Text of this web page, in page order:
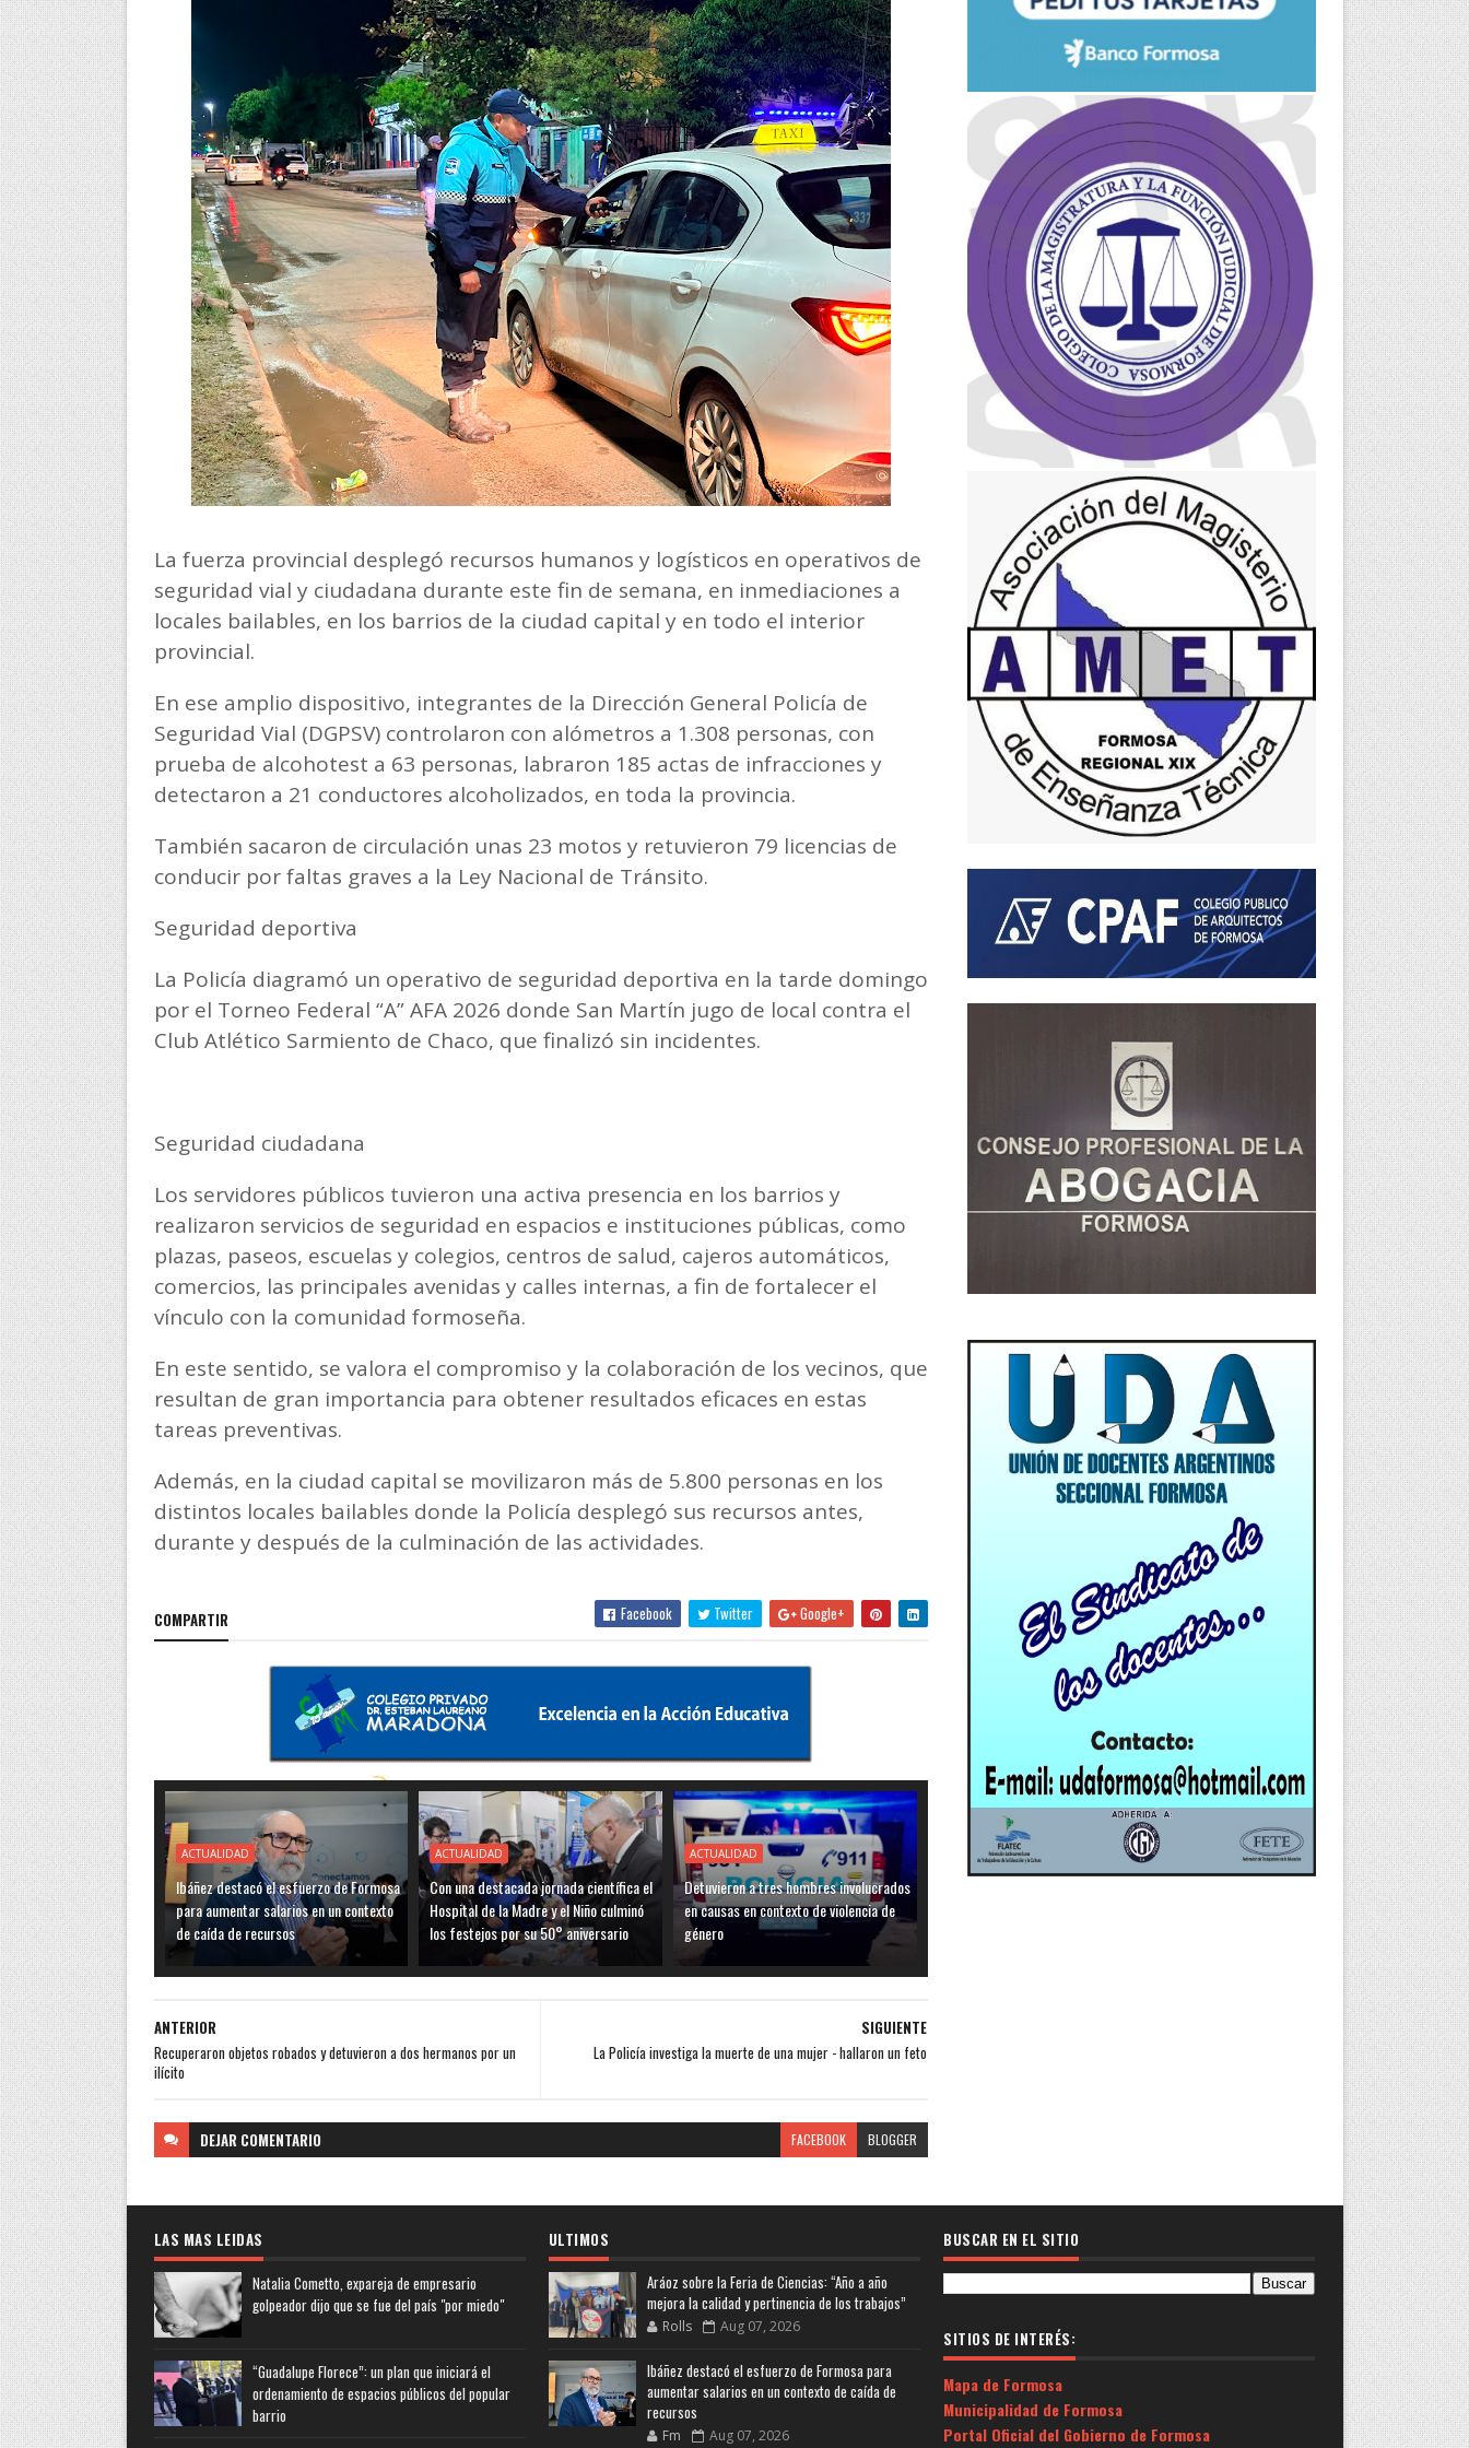
La fuerza provincial desplegó recursos humanos y logísticos en operativos de
seguridad vial y ciudadana durante este fin de semana, en inmediaciones a
locales bailables, en los barrios de la ciudad capital y en todo el interior
provincial.
En ese amplio dispositivo, integrantes de la Dirección General Policía de
Seguridad Vial (DGPSV) controlaron con alómetros a 1.308 personas, con
prueba de alcohotest a 63 personas, labraron 185 actas de infracciones y
detectaron a 21 conductores alcoholizados, en toda la provincia.
También sacaron de circulación unas 23 motos y retuvieron 79 licencias de
conducir por faltas graves a la Ley Nacional de Tránsito.
Seguridad deportiva
La Policía diagramó un operativo de seguridad deportiva en la tarde domingo
por el Torneo Federal “A” AFA 2026 donde San Martín jugo de local contra el
Club Atlético Sarmiento de Chaco, que finalizó sin incidentes.
Seguridad ciudadana
Los servidores públicos tuvieron una activa presencia en los barrios y
realizaron servicios de seguridad en espacios e instituciones públicas, como
plazas, paseos, escuelas y colegios, centros de salud, cajeros automáticos,
comercios, las principales avenidas y calles internas, a fin de fortalecer el
vínculo con la comunidad formoseña.
En este sentido, se valora el compromiso y la colaboración de los vecinos, que
resultan de gran importancia para obtener resultados eficaces en estas
tareas preventivas.
Además, en la ciudad capital se movilizaron más de 5.800 personas en los
distintos locales bailables donde la Policía desplegó sus recursos antes,
durante y después de la culminación de las actividades.
COMPARTIR Facebook Twitter Google+
ACTUALIDAD
Ibáñez destacó el esfuerzo de Formosa
para aumentar salarios en un contexto
de caída de recursos
ACTUALIDAD
Con una destacada jornada científica el
Hospital de la Madre y el Niño culminó
los festejos por su 50° aniversario
ACTUALIDAD
Detuvieron a tres hombres involucrados
en causas en contexto de violencia de
género
SIGUIENTE
La Policía investiga la muerte de una mujer - hallaron un feto
ANTERIOR
Recuperaron objetos robados y detuvieron a dos hermanos por un
ilícito
DEJAR COMENTARIO FACEBOOK BLOGGER
LAS MAS LEIDAS
Natalia Cometto, expareja de empresario
golpeador dijo que se fue del país "por miedo"
“Guadalupe Florece”: un plan que iniciará el
ordenamiento de espacios públicos del popular
barrio
ULTIMOS
Aráoz sobre la Feria de Ciencias: “Año a año
mejora la calidad y pertinencia de los trabajos”
Rolls Aug 07, 2026
Ibáñez destacó el esfuerzo de Formosa para
aumentar salarios en un contexto de caída de
recursos
Fm Aug 07, 2026
BUSCAR EN EL SITIO
SITIOS DE INTERÉS:
Mapa de Formosa
Municipalidad de Formosa
Portal Oficial del Gobierno de Formosa